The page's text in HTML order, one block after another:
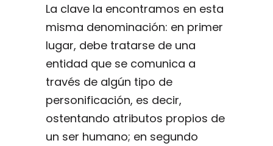
La clave la encontramos en esta
misma denominación: en primer
lugar, debe tratarse de una
entidad que se comunica a
través de algún tipo de
personificación, es decir,
ostentando atributos propios de
un ser humano; en segundo